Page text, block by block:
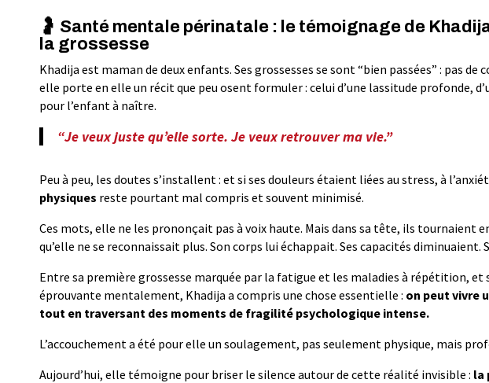
🤰 Santé mentale périnatale : le témoignage de
la grossesse
Khadija est maman de deux enfants. Ses grossesses se sont “bien passées” : pas
elle porte en elle un récit que peu osent formuler : celui d’une lassitude profonde,
pour l’enfant à naître.
“Je veux juste qu’elle sorte. Je veux retrouver ma vie.”
Peu à peu, les doutes s’installent : et si ses douleurs étaient liées au stress, à
physiques reste pourtant mal compris et souvent minimisé.
Ces mots, elle ne les prononçait pas à voix haute. Mais dans sa tête, ils tournaient
qu’elle ne se reconnaissait plus. Son corps lui échappait. Ses capacités diminuaient.
Entre sa première grossesse marquée par la fatigue et les maladies à répétition, et
éprouvante mentalement, Khadija a compris une chose essentielle : on peut vivre
tout en traversant des moments de fragilité psychologique intense.
L’accouchement a été pour elle un soulagement, pas seulement physique, mais
Aujourd’hui, elle témoigne pour briser le silence autour de cette réalité invisible : la